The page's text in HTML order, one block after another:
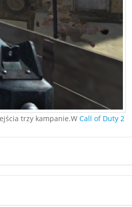
trzy kampanie.W Call of Duty 2